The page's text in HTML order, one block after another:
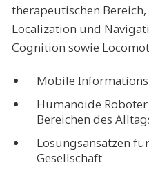
therapeutischen
Localization und
Cognition sowie
Mobile
Humanoide
Bereichen des
Lösungsansätzen
Gesellschaft